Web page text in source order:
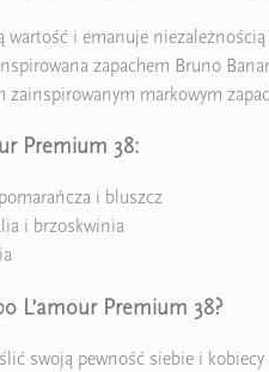
wartość i emanuje
zapachem Bruno
markowym
Premium 38:
i bluszcz
i brzoskwinia
L’amour Premium 38?
swoją pewność siebie i kobiecy